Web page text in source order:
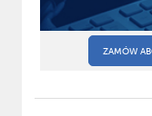
ZAMÓW